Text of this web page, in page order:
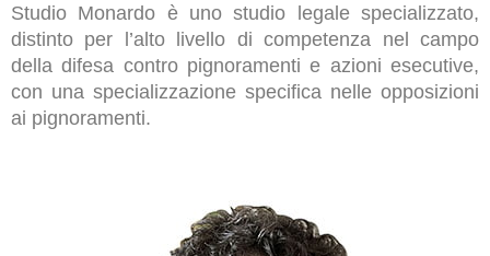
Studio Monardo è uno studio legale specializzato,
distinto per l’alto livello di competenza nel campo
della difesa contro pignoramenti e azioni esecutive,
con una specializzazione specifica nelle opposizioni
ai pignoramenti.